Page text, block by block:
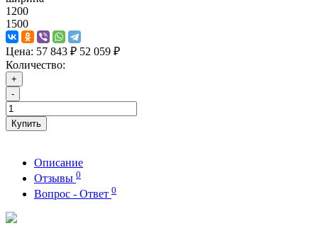
1200
1500
Цена: 57 843 ₽ 52 059 ₽
Количество:
+
-
Купить
Описание
Отзывы 0
Вопрос - Ответ 0